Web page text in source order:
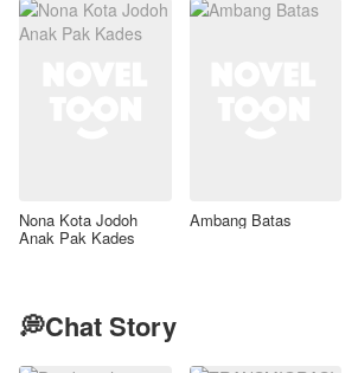
Nona Kota Jodoh
Anak Pak Kades
Ambang Batas
💭Chat Story